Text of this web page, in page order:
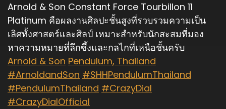
Arnold & Son Constant Force Tourbillon 11
Platinum คือผลงานศิลปะชั้นสูงที่รวบรวมความเป็น
เลิศทั้งศาสตร์และศิลป์ เหมาะสำหรับนักสะสมที่มอง
หาความหมายที่ลึกซึ้งและกลไกที่เหนือชั้นครับ
Arnold & Son Pendulum, Thailand
#ArnoldandSon #SHHPendulumThailand
#PendulumThailand #CrazyDial
#CrazyDialOfficial